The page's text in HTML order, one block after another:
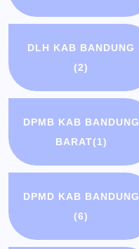
DLH KAB BANDUNG
(2)
DPMB KAB BANDUNG
BARAT(1)
DPMD KAB BANDUNG
(6)